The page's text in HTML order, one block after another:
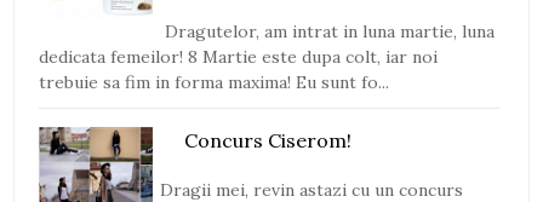
Dragutelor, am intrat in luna martie, luna
dedicata femeilor! 8 Martie este dupa colt, iar noi
trebuie sa fim in forma maxima! Eu sunt fo...
Concurs Ciserom!
Dragii mei, revin astazi cu un concurs